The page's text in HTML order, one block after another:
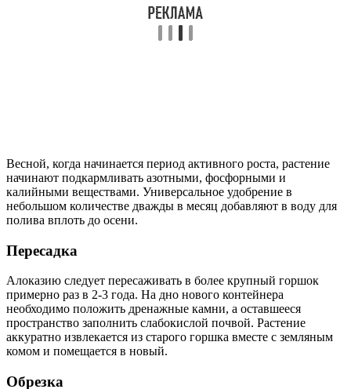
Весной, когда начинается период активного роста, растение
начинают подкармливать азотными, фосфорными и
калийными веществами. Универсальное удобрение в
небольшом количестве дважды в месяц добавляют в воду для
полива вплоть до осени.
Пересадка
Алоказию следует пересаживать в более крупный горшок
примерно раз в 2-3 года. На дно нового контейнера
необходимо положить дренажные камни, а оставшееся
пространство заполнить слабокислой почвой. Растение
аккуратно извлекается из старого горшка вместе с земляным
комом и помещается в новый.
Обрезка